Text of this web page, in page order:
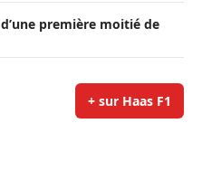
première moitié de
+ sur Haas F1